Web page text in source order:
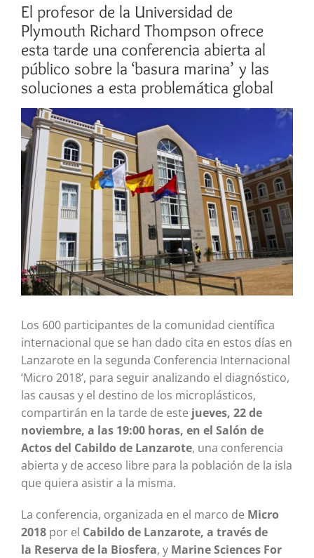
El profesor de la Universidad de
Plymouth Richard Thompson ofrece
esta tarde una conferencia abierta al
público sobre la ‘basura marina’ y las
soluciones a esta problemática global
Ver
imagen
más
grande
Los 600 participantes de la comunidad científica
internacional que se han dado cita en estos días en
Lanzarote en la segunda Conferencia Internacional
‘Micro 2018’, para seguir analizando el diagnóstico,
las causas y el destino de los microplásticos,
compartirán en la tarde de este jueves, 22 de
noviembre, a las 19:00 horas, en el Salón de
Actos del Cabildo de Lanzarote, una conferencia
abierta y de acceso libre para la población de la isla
que quiera asistir a la misma.
La conferencia, organizada en el marco de Micro
2018 por el Cabildo de Lanzarote, a través de
la Reserva de la Biosfera, y Marine Sciences For